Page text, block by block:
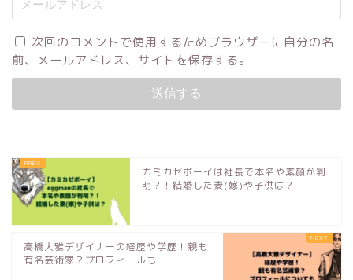
次回のコメントで使用するためブラウザーに自分の名
前、メールアドレス、サイトを保存する。
カミカゼボーイは社長で本名や素顔が判
明？！結婚した妻(嫁)や子供は？
高橋大雅デザイナーの経歴や学歴！親も
有名芸術家？プロフィールも